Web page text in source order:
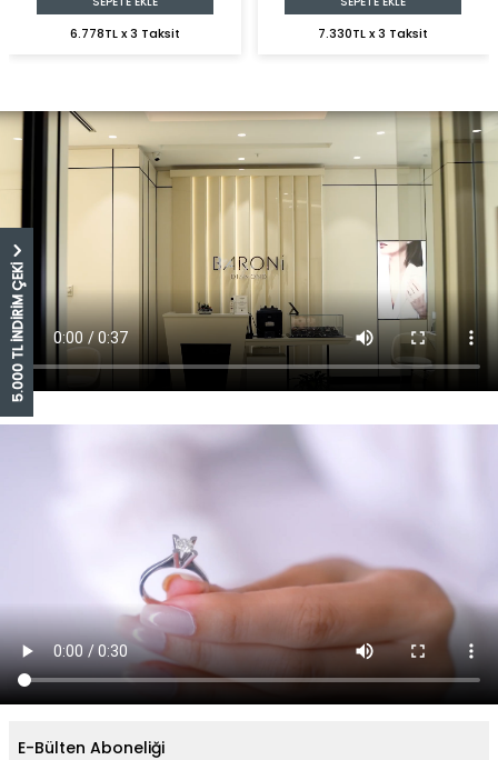
5.000 TL İNDİRİM ÇEKİ
6.778TL x 3 Taksit 7.330TL x 3 Taksit
E-Bülten Aboneliği